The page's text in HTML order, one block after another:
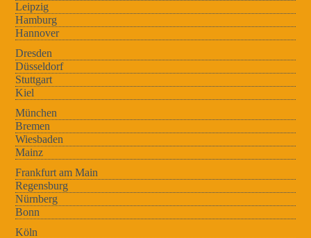
Leipzig
Hamburg
Hannover
Dresden
Düsseldorf
Stuttgart
Kiel
München
Bremen
Wiesbaden
Mainz
Frankfurt am Main
Regensburg
Nürnberg
Bonn
Köln